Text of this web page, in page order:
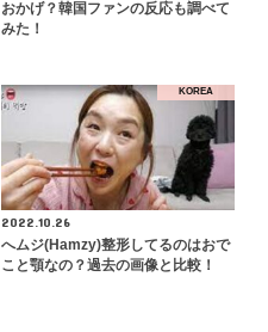
おかげ？韓国ファンの反応も調べて
みた！
KOREA
2022.10.26
へムジ(Hamzy)整形してるのはおで
こと顎なの？過去の画像と比較！